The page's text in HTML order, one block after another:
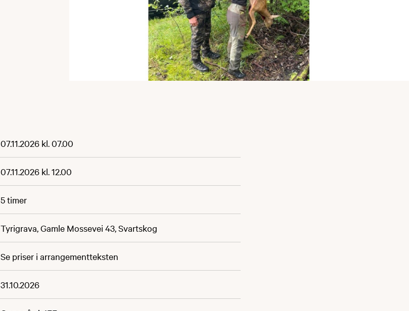
07.11.2026 kl. 07.00
07.11.2026 kl. 12.00
5 timer
Tyrigrava, Gamle Mossevei 43, Svartskog
Se priser i arrangementteksten
31.10.2026